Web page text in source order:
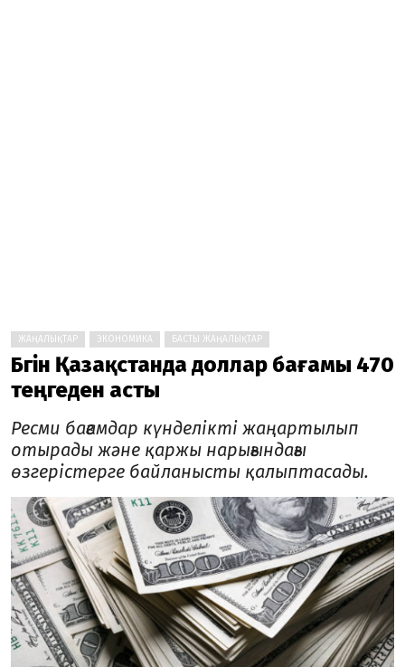
ЖАҢАЛЫҚТАР ЭКОНОМИКА БАСТЫ ЖАҢАЛЫҚТАР
Бүгін Қазақстанда доллар бағамы 470
теңгеден асты
Ресми бағамдар күнделікті жаңартылып
отырады және қаржы нарығындағы
өзгерістерге байланысты қалыптасады.